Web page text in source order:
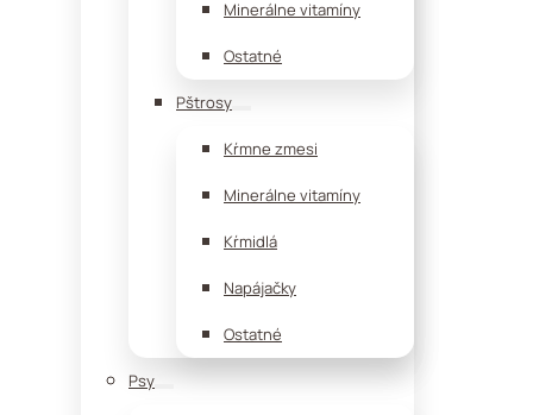
Minerálne vitamíny
Ostatné
Pštrosy
Kŕmne zmesi
Minerálne vitamíny
Kŕmidlá
Napájačky
Ostatné
Psy